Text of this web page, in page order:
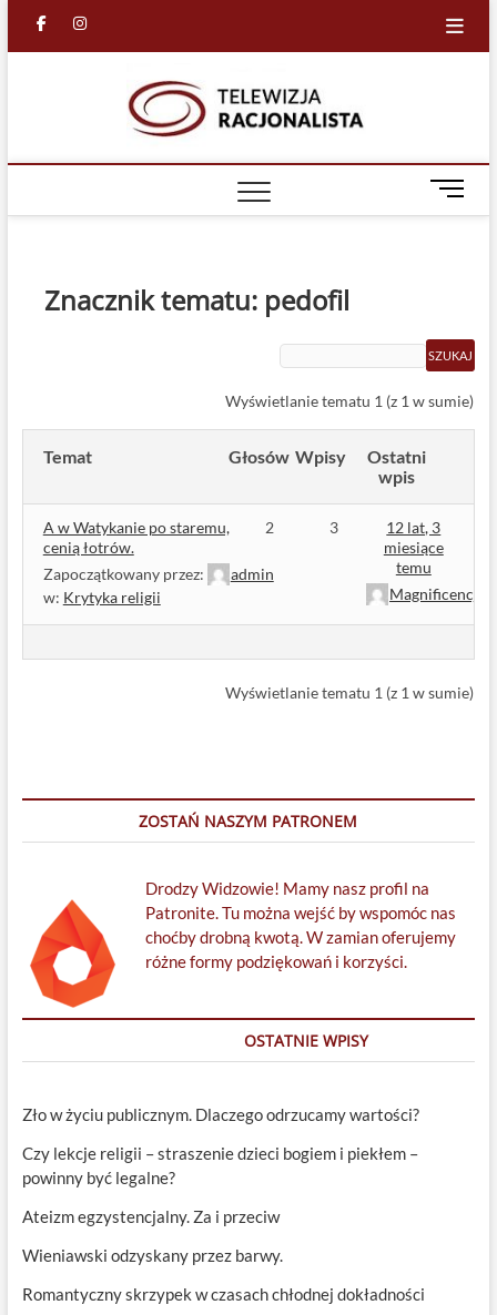
facebook
in
M
e
t
n
Znacznik tematu: pedofil
Wyświetlanie tematu 1 (z 1 w sumie)
Temat Głosów Wpisy
Ostatni
wpis
A w Watykanie po staremu,
cenią łotrów.
Zapoczątkowany przez:
admin
w: Krytyka religii
2 3
12 lat, 3
miesiące
temu
MagnificencjaS
Wyświetlanie tematu 1 (z 1 w sumie)
ZOSTAŃ NASZYM PATRONEM
Drodzy Widzowie! Mamy nasz profil na
Patronite. Tu można wejść by wspomóc nas
choćby drobną kwotą. W zamian oferujemy
różne formy podziękowań i korzyści.
OSTATNIE WPISY
Zło w życiu publicznym. Dlaczego odrzucamy wartości?
Czy lekcje religii – straszenie dzieci bogiem i piekłem –
powinny być legalne?
Ateizm egzystencjalny. Za i przeciw
Wieniawski odzyskany przez barwy.
Romantyczny skrzypek w czasach chłodnej dokładności